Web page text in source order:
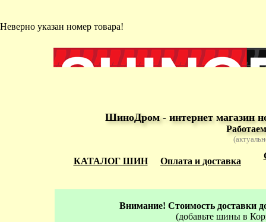
Неверно указан номер товара!
ШиноДром - интернет магазин
КАТАЛОГ ШИН Оплата и доставка
Внимание! Стоимость доставки
(добавьте шины в